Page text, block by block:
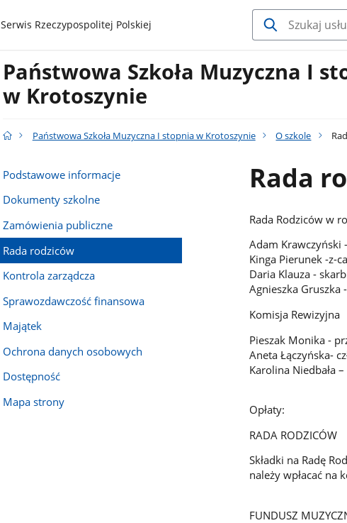
gov.pl
Serwis Rzeczypospolitej Polskiej
Państwowa Szkoła Muzyczna I
w Krotoszynie
Państwowa Szkoła Muzyczna I stopnia w Krotoszynie O szkole
Podstawowe informacje
Dokumenty szkolne
Zamówienia publiczne
Rada rodziców
Kontrola zarządcza
Sprawozdawczość finansowa
Majątek
Ochrona danych osobowych
Dostępność
Mapa strony
Rada
Rada Rodziców w
Adam Krawczyński
Kinga Pierunek -z-
Daria Klauza -
Agnieszka Gruszka
Komisja Rewizyjna
Pieszak Monika -
Aneta Łączyńska-
Karolina Niedbała –
Opłaty:
RADA RODZICÓW
Składki na Radę
należy wpłacać
FUNDUSZ